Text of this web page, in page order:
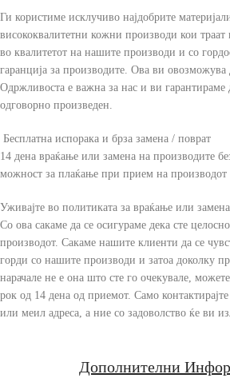
Ги користиме исклучиво најдобрите
висококвалитетни кожни производи кои
во квалитетот на нашите производи и со
гаранција за производите. Ова ви овозможува
Одржливоста е важна за нас и ви гарантираме
одговорно произведен.
Бесплатна испорака и брза замена / поврат
14 дена враќање или замена на производите
можност за плаќање при прием на производот
Уживајте во политиката за враќање или
Со ова сакаме да се осигураме дека сте
производот. Сакаме нашите клиенти да се
горди со нашите производи и затоа доколку
нарачале не е она што сте го очекувале,
рок од 14 дена од приемот. Само
или меил адреса, а ние со задоволство ќе ви
Дополнителни